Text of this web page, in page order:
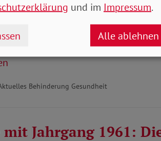
Sie eine amtliche Behinderung vorweisen
Fall bedeutet das automatisch, dass
Behinderung Gesundheit
mit Jahrgang 1961:
und im Impressum.
Alle ablehnen